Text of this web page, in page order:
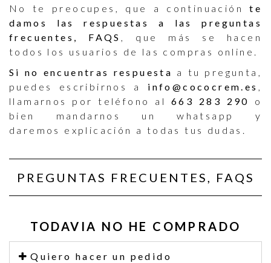
No te preocupes, que a continuaciónte
damos las respuestas a las preguntas
frecuentes, FAQS , que más se hacen
todos los usuarios de las compras online.
Si no encuentras respuesta a tu pregunta,
puedes escribirnos a info@cococrem.es ,
llamarnos por teléfono al 663 283 290
o
bien mandarnos un whatsapp y
daremos explicación a todas tus dudas.
PREGUNTAS FRECUENTES, FAQS
TODAVIA NO HE COMPRADO
Quiero hacer un pedido